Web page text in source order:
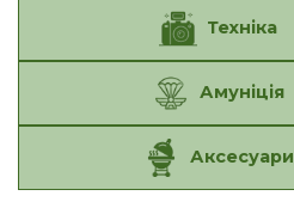
Техніка
Амуніція
Аксесуари